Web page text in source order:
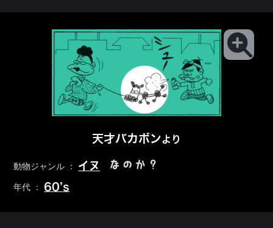
天才バカボンより
動物ジャンル ： イヌ なのか？
年代 ： 60’s